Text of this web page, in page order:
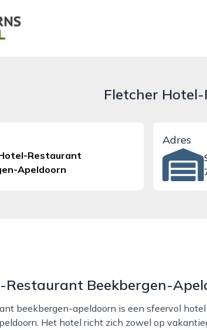
Fletcher
Restaurant
Apeldoorn
Adres
Restaurant Beekbergen-
Het hotel richt zich zowel op